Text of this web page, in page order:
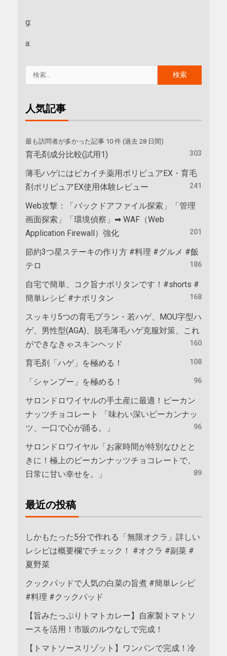
g:
a:
人気記事
最も訪問者が多かった記事 10 件 (過去 28 日間)
育毛剤成分比較(試用1) 303
薄毛ハゲにはピカイチ薬用ポリピュアEX・育毛
剤ポリピュアEX使用体験レビュー
241
Web攻撃：「バックドアファイル探索」「管理
画面探索」「環境偵察」➡ WAF（Web
Application Firewall）強化
201
節約3つ星ステーキの作り方 #料理 #グルメ #飯
テロ
186
自宅で簡単、コク旨ナポリタンです！#shorts #
簡単レシピ #ナポリタン
168
スッキリ5つの育毛プラン・若ハゲ、MOU字型ハ
ゲ、男性型(AGA)、脱毛薄毛ハゲ克服対策、これ
ができなきゃスキンヘッド
160
育毛剤「ハゲ」を極める！ 108
「シャンプー」を極める！ 96
サロンドロワイヤルの手土産に最適！ピーカン
ナッツチョコレート 「味わい深いピーカンナッ
ツ、一口で心が踊る。」
96
サロンドロワイヤル「お家時間が特別なひとと
きに！極上のピーカンナッツチョコレートで、
日常に甘い幸せを。」
89
最近の投稿
しかもたった5分で作れる「無限オクラ」詳しい
レシピは概要欄でチェック！ #オクラ #副菜 #
夏野菜
クックパッドで人気の白菜の旨煮 #簡単レシピ
#料理 #クックパッド
【旨みたっぷりトマトカレー】自家製トマトソ
ースを活用！市販のルウなしで完成！
【トマトソースリゾット】ワンパンで完成！冷